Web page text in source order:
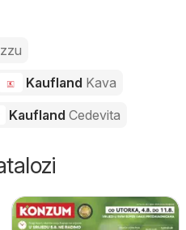
Kaufland Kava
Kaufland Cedevita